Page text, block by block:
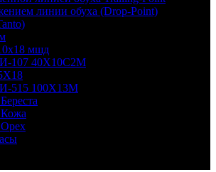
линии обуха (Drop-Point)
мшд
107 40Х10С2М
515 100Х13М
Кожа
Орех